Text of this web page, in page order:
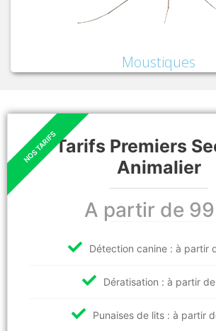
Moustiques
Tarifs Premiers
Animalier
A partir de
Détection canine : à partir
Dératisation : à partir
Punaises de lits : à partir